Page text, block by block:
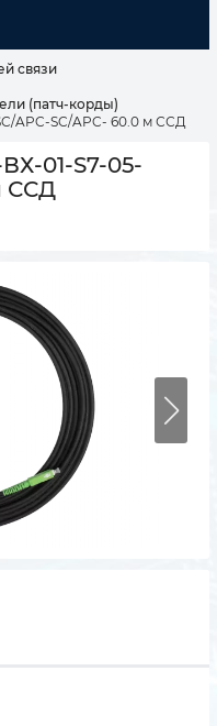
связи
(патч-корды)
APC-SC/APC- 60.0 м ССД
01-S7-05-
ССД